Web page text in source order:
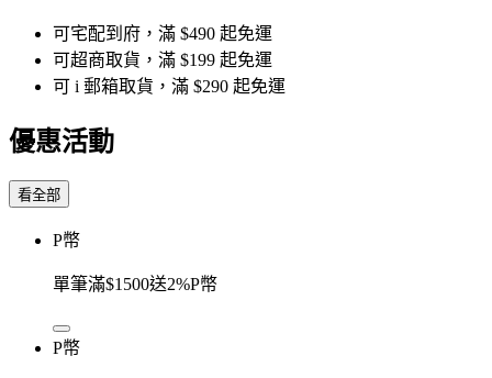
可宅配到府，滿 $490 起免運
可超商取貨，滿 $199 起免運
可 i 郵箱取貨，滿 $290 起免運
優惠活動
看全部
P幣
單筆滿$1500送2%P幣
P幣